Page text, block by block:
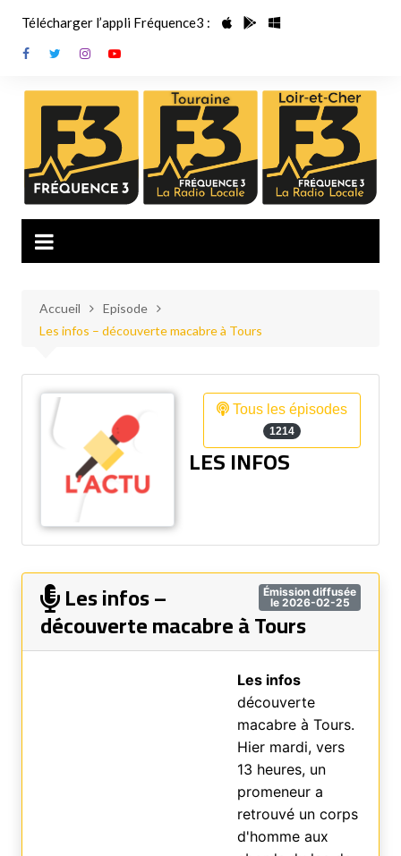
contenu
Télécharger l’appli Fréquence3 :
Accueil
Episode
Les infos – découverte macabre à Tours
Tous les épisodes
1214
LES INFOS
Émission diffusée
le 2026-02-25
Les infos –
découverte macabre à Tours
Les infos
découverte
macabre à Tours.
Hier mardi, vers
13 heures, un
promeneur a
retrouvé un corps
d'homme aux